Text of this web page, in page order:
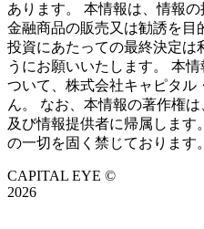
あります。 本情報は、情報の
金融商品の販売又は勧誘を目
投資にあたっての最終決定は
うにお願いいたします。 本
ついて、株式会社キャピタル
ん。 なお、本情報の著作権
及び情報提供者に帰属しま
の一切を固く禁じております。
CAPITAL EYE ©
2026